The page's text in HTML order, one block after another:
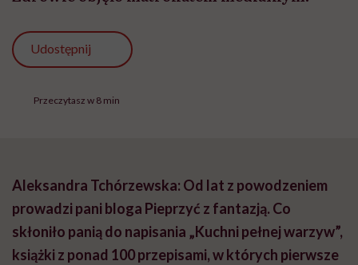
Udostępnij
Przeczytasz w 8 min
Aleksandra Tchórzewska: Od lat z powodzeniem
prowadzi pani bloga Pieprzyć z fantazją. Co
skłoniło panią do napisania „Kuchni pełnej warzyw”,
książki z ponad 100 przepisami, w których pierwsze